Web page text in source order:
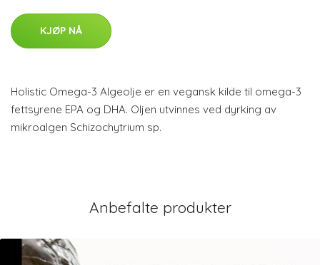
KJØP NÅ
Holistic Omega-3 Algeolje er en vegansk kilde til omega-3
fettsyrene EPA og DHA. Oljen utvinnes ved dyrking av
mikroalgen Schizochytrium sp.
Anbefalte produkter